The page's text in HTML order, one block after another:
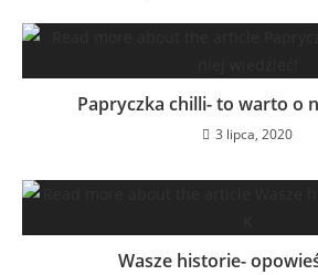
Papryczka chilli- to warto o
3 lipca, 2020
Wasze historie-